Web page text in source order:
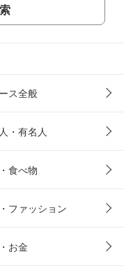
ス全般
・有名人
食べ物
ファッション
お金